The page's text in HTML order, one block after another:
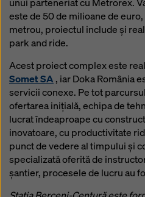
unui parteneriat cu Metrorex.
este de 50 de milioane de
metrou, proiectul include şi
park and ride.
Acest proiect complex este
Somet SA , iar Doka România
servicii conexe. Pe tot
ofertarea inițială, echipa de
lucrat îndeaproape cu
inovatoare, cu productivitate
punct de vedere al timpului și
specializată oferită de
șantier, procesele de lucru au
Puteți refuza toate cookie-
consimțământ făcând clic pe
setările cookie-urilor făcând
sfârșitul acestui site web și
consimțământul în orice
pentru viitor, făcând clic, de
cookiela sfârșitul acestui
Pentru mai multe informații
noastre, consultațipolitica
Vă oferim, de asemenea,
cookie-urile (Setări